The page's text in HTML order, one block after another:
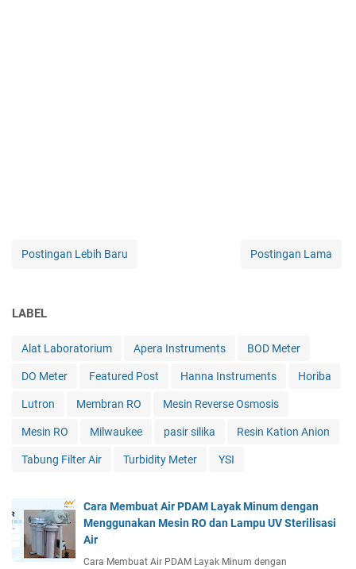
Postingan Lebih Baru Postingan Lama
LABEL
Alat Laboratorium Apera Instruments BOD Meter
DO Meter Featured Post Hanna Instruments Horiba
Lutron Membran RO Mesin Reverse Osmosis
Mesin RO Milwaukee pasir silika Resin Kation Anion
Tabung Filter Air Turbidity Meter YSI
Cara Membuat Air PDAM Layak Minum dengan
Menggunakan Mesin RO dan Lampu UV Sterilisasi
Air
Cara Membuat Air PDAM Layak Minum dengan